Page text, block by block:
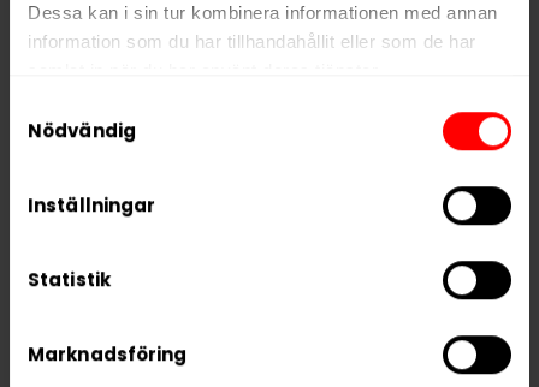
Dessa kan i sin tur kombinera informationen med annan
information som du har tillhandahållit eller som de har
We work with
who may receive and
Nödvändig
Inställningar
Statistik
Marknadsföring
289,90 kr 289,90 kr